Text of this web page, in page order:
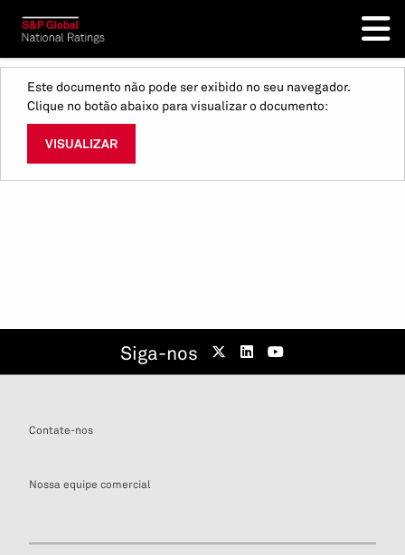
Este documento não pode ser exibido no seu navegador.
Clique no botão abaixo para visualizar o documento:
VISUALIZAR
Siga-nos
Contate-nos
Nossa equipe comercial